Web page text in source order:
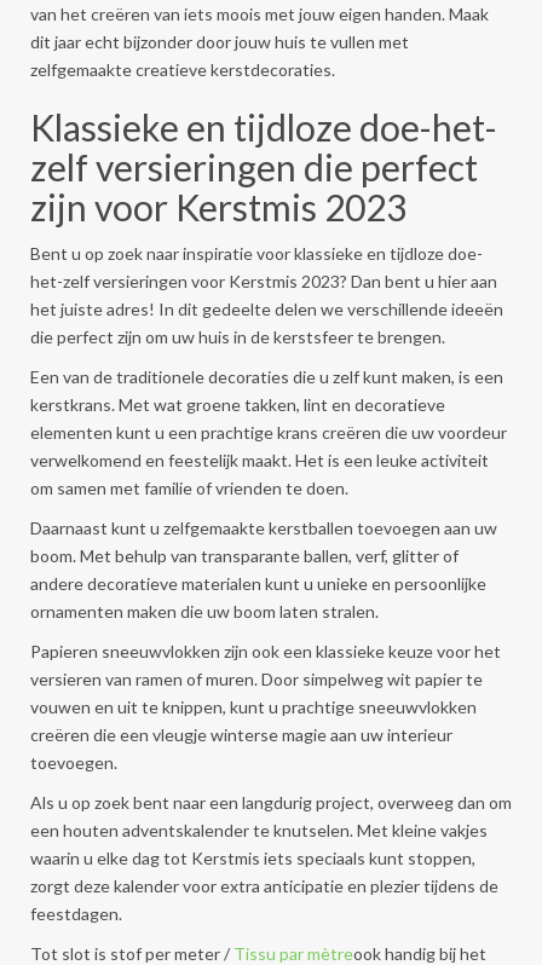
van het creëren van iets moois met jouw eigen handen. Maak
dit jaar echt bijzonder door jouw huis te vullen met
zelfgemaakte creatieve kerstdecoraties.
Klassieke en tijdloze doe-het-
zelf versieringen die perfect
zijn voor Kerstmis 2023
Bent u op zoek naar inspiratie voor klassieke en tijdloze doe-
het-zelf versieringen voor Kerstmis 2023? Dan bent u hier aan
het juiste adres! In dit gedeelte delen we verschillende ideeën
die perfect zijn om uw huis in de kerstsfeer te brengen.
Een van de traditionele decoraties die u zelf kunt maken, is een
kerstkrans. Met wat groene takken, lint en decoratieve
elementen kunt u een prachtige krans creëren die uw voordeur
verwelkomend en feestelijk maakt. Het is een leuke activiteit
om samen met familie of vrienden te doen.
Daarnaast kunt u zelfgemaakte kerstballen toevoegen aan uw
boom. Met behulp van transparante ballen, verf, glitter of
andere decoratieve materialen kunt u unieke en persoonlijke
ornamenten maken die uw boom laten stralen.
Papieren sneeuwvlokken zijn ook een klassieke keuze voor het
versieren van ramen of muren. Door simpelweg wit papier te
vouwen en uit te knippen, kunt u prachtige sneeuwvlokken
creëren die een vleugje winterse magie aan uw interieur
toevoegen.
Als u op zoek bent naar een langdurig project, overweeg dan om
een houten adventskalender te knutselen. Met kleine vakjes
waarin u elke dag tot Kerstmis iets speciaals kunt stoppen,
zorgt deze kalender voor extra anticipatie en plezier tijdens de
feestdagen.
Tot slot is stof per meter / Tissu par mètreook handig bij het